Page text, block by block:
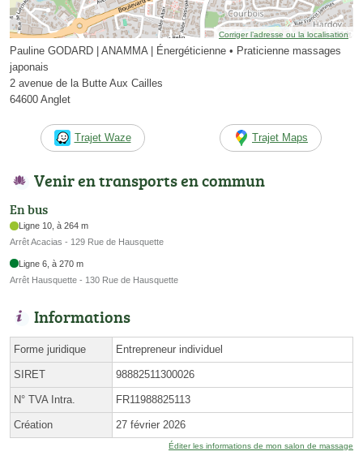
Corriger l’adresse ou la localisation
Pauline GODARD | ANAMMA | Énergéticienne • Praticienne massages
japonais
2 avenue de la Butte Aux Cailles
64600 Anglet
Trajet Waze Trajet Maps
Venir en transports en commun
En bus
Ligne 10, à 264 m
Arrêt Acacias - 129 Rue de Hausquette
Ligne 6, à 270 m
Arrêt Hausquette - 130 Rue de Hausquette
Informations
Forme juridique Entrepreneur individuel
SIRET 98882511300026
N° TVA Intra. FR11988825113
Création 27 février 2026
Éditer les informations de mon salon de massage